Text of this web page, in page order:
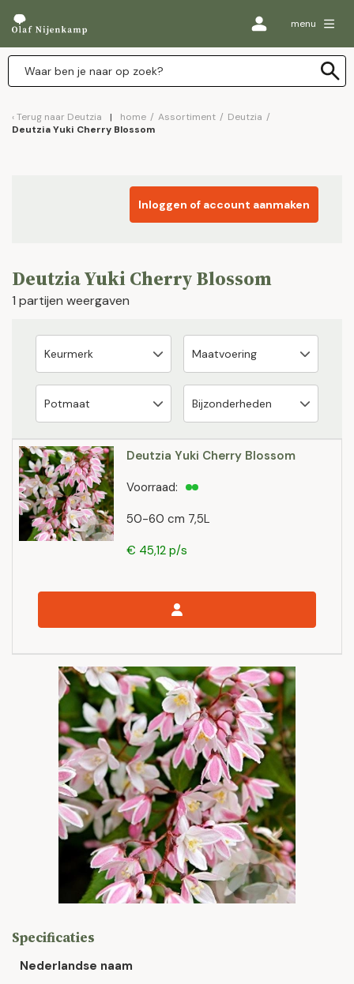
menu
Terug naar Deutzia home / Assortiment / Deutzia /
Deutzia Yuki Cherry Blossom
Inloggen of account aanmaken
Deutzia Yuki Cherry Blossom
1 partijen weergaven
Deutzia Yuki Cherry Blossom
50-60 cm 7,5L
Voorraad:
€ 45,12 p/s
Specificaties
Nederlandse naam